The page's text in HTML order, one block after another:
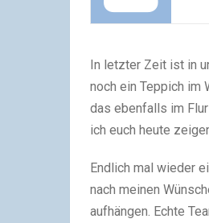
In letzter Zeit ist in
noch ein Teppich im
das ebenfalls im
ich euch heute
Endlich mal wieder
nach meinen
aufhängen. Echte